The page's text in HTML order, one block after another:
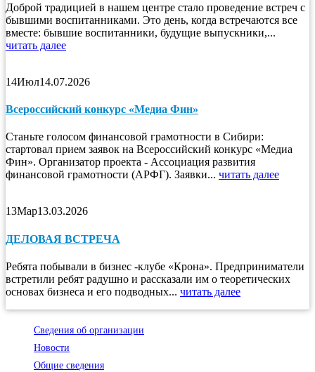
Доброй традицией в нашем центре стало проведение встреч с
бывшими воспитанниками. Это день, когда встречаются все
вместе: бывшие воспитанники, будущие выпускники,...
читать далее
14Июл14.07.2026
Всероссийский конкурс «Медиа Фин»
Станьте голосом финансовой грамотности в Сибири:
стартовал прием заявок на Всероссийский конкурс «Медиа
Фин». Организатор проекта - Ассоциация развития
финансовой грамотности (АРФГ). Заявки... читать далее
13Мар13.03.2026
ДЕЛОВАЯ ВСТРЕЧА
Ребята побывали в бизнес -клубе «Крона». Предприниматели
встретили ребят радушно и рассказали им о теоретических
основах бизнеса и его подводных... читать далее
Сведения об организации
Новости
Общие сведения